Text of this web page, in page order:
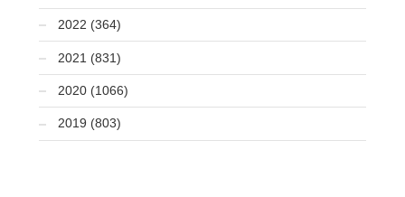
2022 (364)
2021 (831)
2020 (1066)
2019 (803)